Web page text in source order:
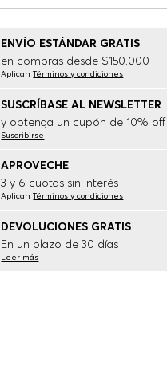
ENVÍO ESTÁNDAR GRATIS
en compras desde $150.000
AplicanTérminos y condiciones
SUSCRÍBASE AL NEWSLETTER
y obtenga un cupón de 10% off
Suscribirse
APROVECHE
3 y 6 cuotas sin interés
AplicanTérminos y condiciones
DEVOLUCIONES GRATIS
En un plazo de 30 días
Leer más